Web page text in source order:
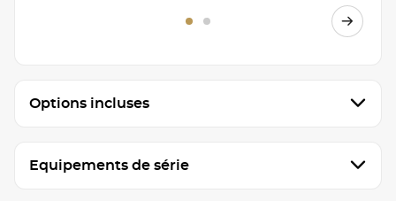
Options incluses
Equipements de série